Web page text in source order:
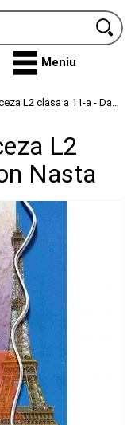
Meniu
clasa a 11-a - Dan Ion Nasta
L2
Nasta